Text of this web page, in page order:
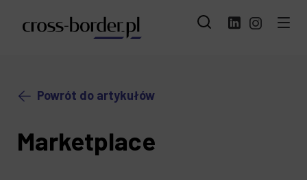
Powrót do artykułów
Marketplace